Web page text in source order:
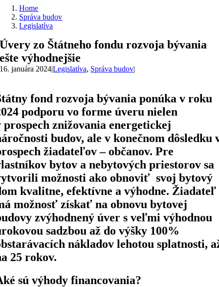
Home
Správa budov
Legislatíva
Úvery zo Štátneho fondu rozvoja bývania
ešte výhodnejšie
16. januára 2024|Legislatíva, Správa budov|
fond rozvoja bývania ponúka v roku
podporu vo forme úveru nielen
prospech znižovania energetickej
budov, ale v konečnom dôsledku
žiadateľov – občanov. Pre
bytov a nebytových priestorov sa
možnosti ako obnoviť svoj bytový
kvalitne, efektívne a výhodne. Žiadateľ
možnosť získať na obnovu bytovej
zvýhodnený úver s veľmi výhodnou
sadzbou až do výšky 100%
nákladov lehotou splatnosti,
25 rokov.
sú výhody financovania?